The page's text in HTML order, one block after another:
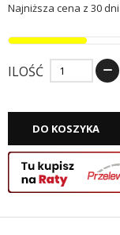
Najniższa cena z 30
ILOŚĆ
DO KOSZYKA